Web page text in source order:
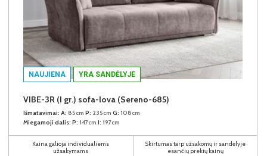
NAUJIENA YRA SANDĖLYJE
VIBE-3R (I gr.) sofa-lova (Sereno-685)
Išmatavimai: A: 85cm P: 235cm G: 108cm
Miegamoji dalis: P: 147cm I: 197cm
Kaina galioja individualiems
užsakymams
Skirtumas tarp užsakomų ir sandėlyje
esančių prekių kainų